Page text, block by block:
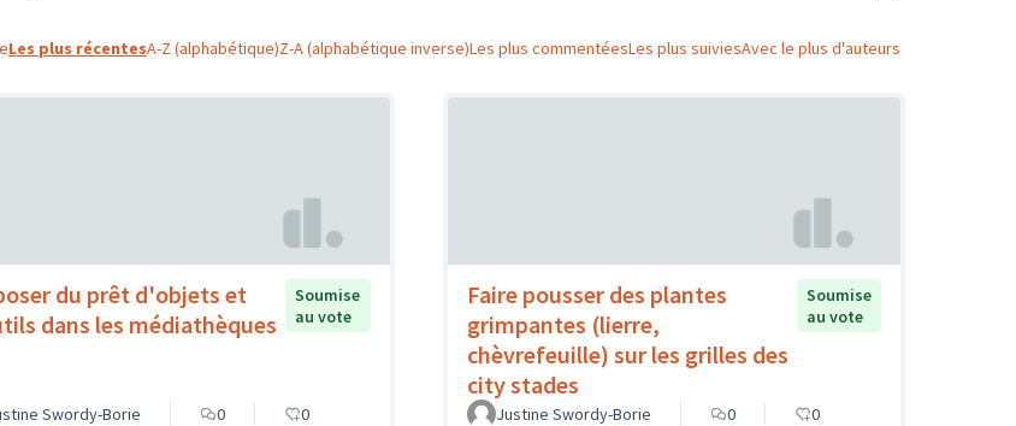
Les plus récentesA-Z (alphabétique)Z-A (alphabétique inverse)Les plus commentéesLes plus suiviesAvec le plus d'auteurs
du prêt d'objets et
dans les médiathèques
Soumise
au vote
Swordy-Borie 0 0
Faire pousser des plantes
grimpantes (lierre,
chèvrefeuille) sur les grilles des
city stades
Soumise
au vote
Justine Swordy-Borie 0 0